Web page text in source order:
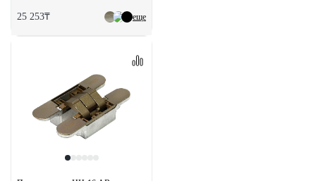
еще
25 253₸